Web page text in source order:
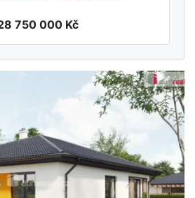
750 000 Kč